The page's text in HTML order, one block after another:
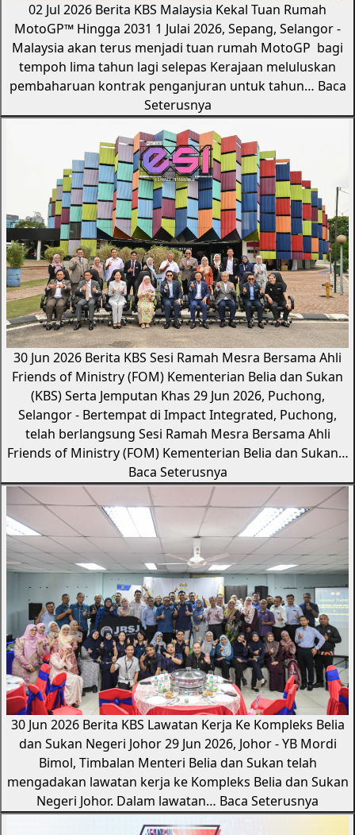
02 Jul 2026 Berita KBS Malaysia Kekal Tuan Rumah
MotoGP™️ Hingga 2031 1 Julai 2026, Sepang, Selangor -
Malaysia akan terus menjadi tuan rumah MotoGP bagi
tempoh lima tahun lagi selepas Kerajaan meluluskan
pembaharuan kontrak penganjuran untuk tahun… Baca
Seterusnya
30 Jun 2026 Berita KBS Sesi Ramah Mesra Bersama Ahli
Friends of Ministry (FOM) Kementerian Belia dan Sukan
(KBS) Serta Jemputan Khas 29 Jun 2026, Puchong,
Selangor - Bertempat di Impact Integrated, Puchong,
telah berlangsung Sesi Ramah Mesra Bersama Ahli
Friends of Ministry (FOM) Kementerian Belia dan Sukan…
Baca Seterusnya
30 Jun 2026 Berita KBS Lawatan Kerja Ke Kompleks Belia
dan Sukan Negeri Johor 29 Jun 2026, Johor - YB Mordi
Bimol, Timbalan Menteri Belia dan Sukan telah
mengadakan lawatan kerja ke Kompleks Belia dan Sukan
Negeri Johor. Dalam lawatan… Baca Seterusnya